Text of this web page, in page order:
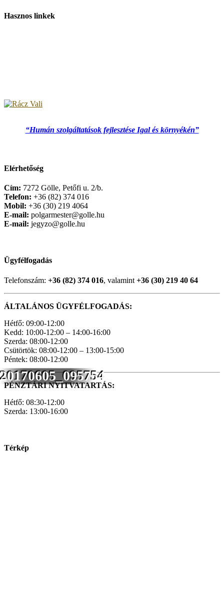
20170605_095754
Hasznos linkek
“Humán szolgáltatások fejlesztése Igal és környékén”
Elérhetőség
Cím: 7272 Gölle, Petőfi u. 2/b.
Telefon: +36 (82) 374 016
Mobil: +36 (30) 219 4064
E-mail: polgarmester@golle.hu
E-mail: jegyzo@golle.hu
Ügyfélfogadás
Telefonszám: +36 (82) 374 016, valamint +36 (30) 219 40 64
ÁLTALÁNOS ÜGYFÉLFOGADÁS:
Hétfő: 09:00-12:00
Kedd: 10:00-12:00 – 14:00-16:00
Szerda: 08:00-12:00
Csütörtök: 08:00-12:00 – 13:00-15:00
Péntek: 08:00-12:00
PÉNZTÁRI NYITVATARTÁS:
Hétfő: 08:30-12:00
Szerda: 13:00-16:00
Térkép